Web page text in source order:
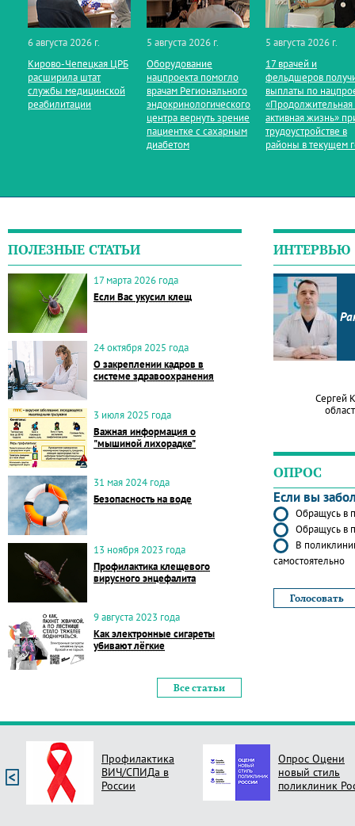
6 августа 2026 г.
Кирово‑Чепецкая ЦРБ
расширила штат
службы медицинской
реабилитации
5 августа 2026 г.
Оборудование
нацпроекта помогло
врачам Регионального
эндокринологического
центра вернуть зрение
пациентке с сахарным
диабетом
5 августа 2026 г.
17 врачей и
фельдшеров
выплаты по
«Продолжительная
активная жизнь»
трудоустройстве в
районы в текущем
ПОЛЕЗНЫЕ СТАТЬИ
17 марта 2026 года
Если Вас укусил клещ
24 октября 2025 года
О закреплении кадров в
системе здравоохранения
3 июля 2025 года
Важная информация о
"мышиной лихорадке"
31 мая 2024 года
Безопасность на воде
13 ноября 2023 года
Профилактика клещевого
вирусного энцефалита
9 августа 2023 года
Как электронные сигареты
убивают лёгкие
Все статьи
ИНТЕРВЬЮ
Сергей
ОПРОС
Если вы
Обращусь в
Обращусь в
В
самостоятельно
Профилактика
ВИЧ/СПИДа в
России
Опрос Оцени
новый стиль
поликлиник